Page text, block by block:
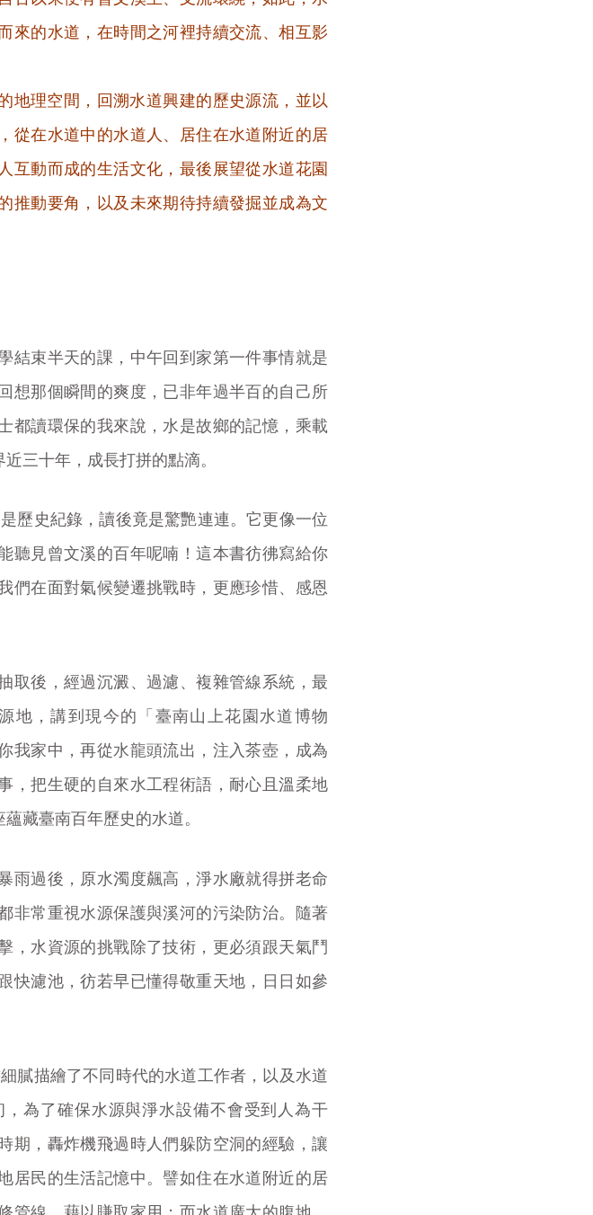
來的水道，在時間之河裡持續交流、相互影
理空間，回溯水道興建的歷史源流，並以
從在水道中的水道人、居住在水道附近的居
互動而成的生活文化，最後展望從水道花園
推動要角，以及未來期待持續發掘並成為文
結束半天的課，中午回到家第一件事情就是
想那個瞬間的爽度，已非年過半百的自己所
都讀環保的我來說，水是故鄉的記憶，乘載
三十年，成長打拼的點滴。
歷史紀錄，讀後竟是驚艷連連。它更像一位
聽見曾文溪的百年呢喃！這本書彷彿寫給你
們在面對氣候變遷挑戰時，更應珍惜、感恩
取後，經過沉澱、過濾、複雜管線系統，最
地，講到現今的「臺南山上花園水道博物
我家中，再從水龍頭流出，注入茶壺，成為
，把生硬的自來水工程術語，耐心且溫柔地
藏臺南百年歷史的水道。
雨過後，原水濁度飆高，淨水廠就得拼老命
非常重視水源保護與溪河的污染防治。隨著
，水資源的挑戰除了技術，更必須跟天氣鬥
快濾池，彷若早已懂得敬重天地，日日如參
膩描繪了不同時代的水道工作者，以及水道
為了確保水源與淨水設備不會受到人為干
期，轟炸機飛過時人們躲防空洞的經驗，讓
居民的生活記憶中。譬如住在水道附近的居